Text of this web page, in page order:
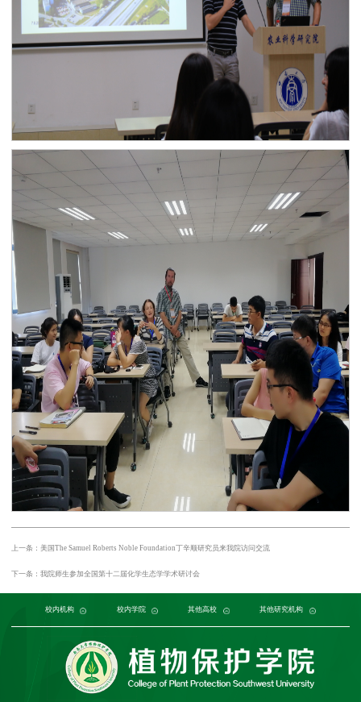
上一条：美国The Samuel Roberts Noble Foundation丁辛顺研究员来我院访问交流
下一条：我院师生参加全国第十二届化学生态学学术研讨会
校内机构
党委组织部 党委宣传部 发展规划与学科建设部 人力资源部 本科生院 研究生院 科学技术发展研究院
校内学院
农学与生物科技学院 园艺园林学院 生命科学学院 生物技术学院 资源环境学院
其他高校
中国农业大学 浙江大学 西北农林科技大学 南京农业大学 华中农业大学 华南农业大学 山西农业大学
其他研究机构
中国农业科学院植物保护研究所 中国科学院植物研究所 中国科学院 中国农业科学院 重庆市农业科学院